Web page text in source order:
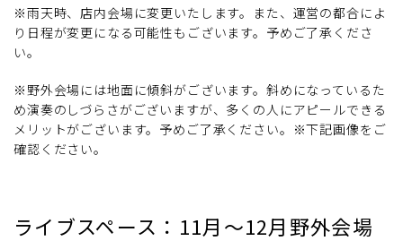
※雨天時、店内会場に変更いたします。また、運営の都合によ
り日程が変更になる可能性もございます。予めご了承くださ
い。
※野外会場には地面に傾斜がございます。斜めになっているた
め演奏のしづらさがございますが、多くの人にアピールできる
メリットがございます。予めご了承ください。※下記画像をご
確認ください。
ライブスペース：11月～12月野外会場